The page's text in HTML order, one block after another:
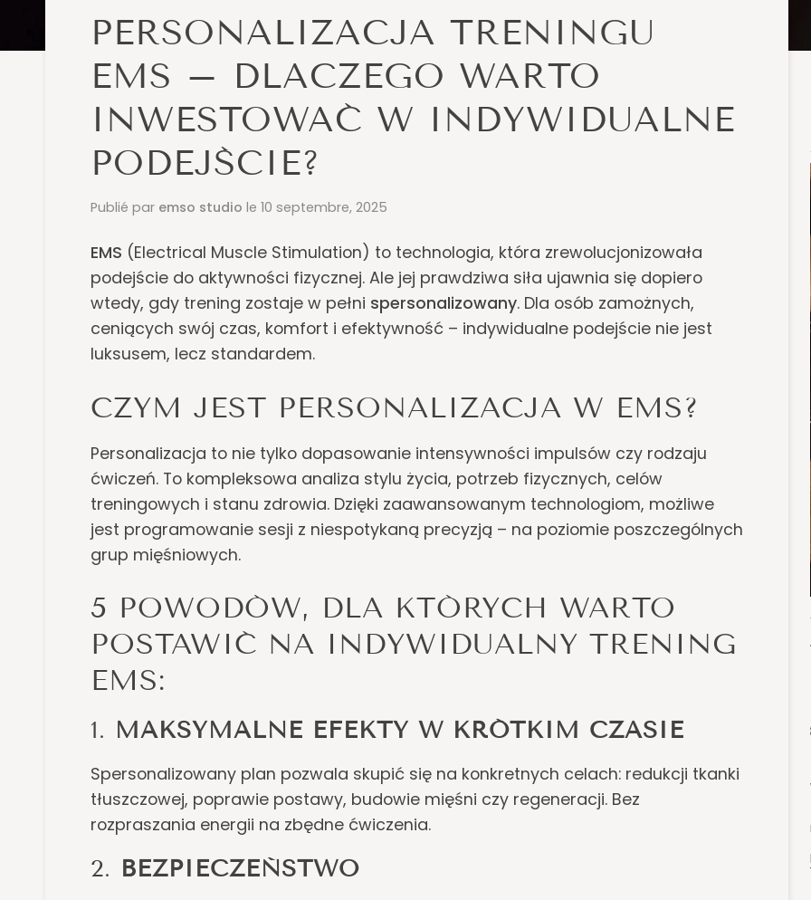
PERSONALIZACJA TRENINGU
EMS – DLACZEGO WARTO
INWESTOWAĆ W INDYWIDUALNE
PODEJŚCIE?
Publié par emso studio le 10 septembre, 2025
EMS (Electrical Muscle Stimulation) to technologia, która zrewolucjonizowała
podejście do aktywności fizycznej. Ale jej prawdziwa siła ujawnia się dopiero
wtedy, gdy trening zostaje w pełni spersonalizowany. Dla osób zamożnych,
ceniących swój czas, komfort i efektywność – indywidualne podejście nie jest
luksusem, lecz standardem.
CZYM JEST PERSONALIZACJA W EMS?
Personalizacja to nie tylko dopasowanie intensywności impulsów czy rodzaju
ćwiczeń. To kompleksowa analiza stylu życia, potrzeb fizycznych, celów
treningowych i stanu zdrowia. Dzięki zaawansowanym technologiom, możliwe
jest programowanie sesji z niespotykaną precyzją – na poziomie poszczególnych
grup mięśniowych.
5 POWODÓW, DLA KTÓRYCH WARTO
POSTAWIĆ NA INDYWIDUALNY TRENING
EMS:
1. MAKSYMALNE EFEKTY W KRÓTKIM CZASIE
Spersonalizowany plan pozwala skupić się na konkretnych celach: redukcji tkanki
tłuszczowej, poprawie postawy, budowie mięśni czy regeneracji. Bez
rozpraszania energii na zbędne ćwiczenia.
2. BEZPIECZEŃSTWO